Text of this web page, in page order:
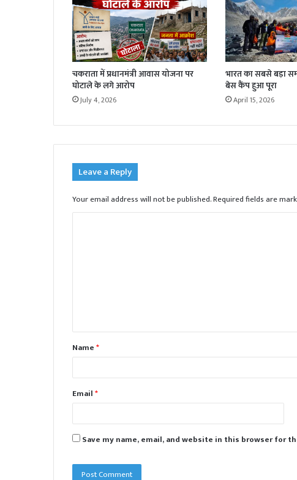
चकराता में प्रधानमंत्री आवास योजना पर
घोटाले के लगे आरोप
July 4, 2026
भारत का सबसे बड़ा
बेस कैंप हुआ पूरा
April 15, 2026
Leave a Reply
Your email address will not be published.Required fields are
t
*Name*
Email*
Save my name, email, and website in this browser for